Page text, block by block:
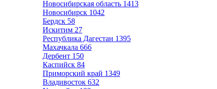
Новосибирская область 1413
Новосибирск 1042
Бердск 58
Искитим 27
Республика Дагестан 1395
Махачкала 666
Дербент 150
Каспийск 84
Приморский край 1349
Владивосток 632